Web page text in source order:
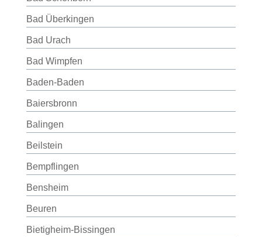
Bad Überkingen
Bad Urach
Bad Wimpfen
Baden-Baden
Baiersbronn
Balingen
Beilstein
Bempflingen
Bensheim
Beuren
Bietigheim-Bissingen